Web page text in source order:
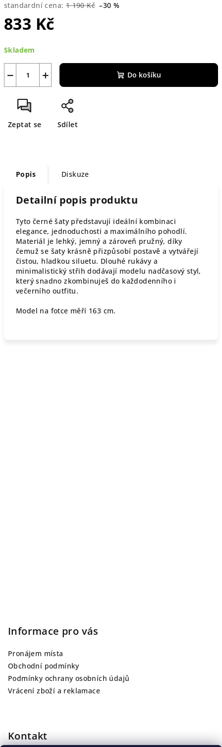
standardní cena: 1 190 Kč –30 %
833 Kč
cena:
Skladem
+
− Do košíku
Zeptat se Sdílet
Popis Diskuze
Detailní popis produktu
Tyto černé šaty představují ideální kombinaci
elegance, jednoduchosti a maximálního pohodlí.
Materiál je lehký, jemný a zároveň pružný, díky
čemuž se šaty krásně přizpůsobí postavě a vytvářejí
čistou, hladkou siluetu. Dlouhé rukávy a
minimalistický střih dodávají modelu nadčasový styl,
který snadno zkombinuješ do každodenního i
večerního outfitu.
Model na fotce měří 163 cm.
Informace pro vás
Pronájem místa
Obchodní podmínky
Podmínky ochrany osobních údajů
Vrácení zboží a reklamace
Kontakt